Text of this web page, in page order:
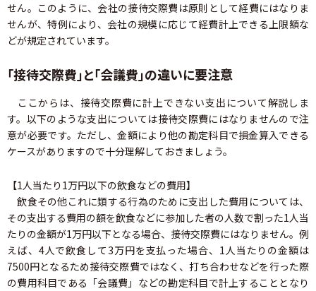
せん。このように、会社の接待交際費は原則として経費にはなりま
せんが、特例により、会社の規模に応じて経費計上できる上限額な
どが規定されています。
「接待交際費」と「会議費」の違いに要注意
ここからは、接待交際費に計上できない支出について解説しま
す。以下のような支出については接待交際費にはなりませんので注
意が必要です。ただし、金額により他の勘定科目で損金算入できる
ケースがありますので十分理解しておきましょう。
【1人当たり1万円以下の飲食などの費用】
飲食その他これに類する行為のために支出した費用については、
その支出する費用の額を飲食などに参加した者の人数で割った1人当
たりの金額が1万円以下となる場合、接待交際費にはなりません。例
えば、4人で飲食して3万円を支払った場合、1人当たりの金額は
7500円となるため接待交際費ではなく、打ち合わせなどを行った際
の費用科目である「会議費」などの勘定科目で計上することとなり